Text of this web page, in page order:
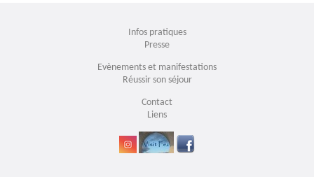
Infos pratiques
Presse
Evènements et manifestations
Réussir son séjour
Contact
Liens